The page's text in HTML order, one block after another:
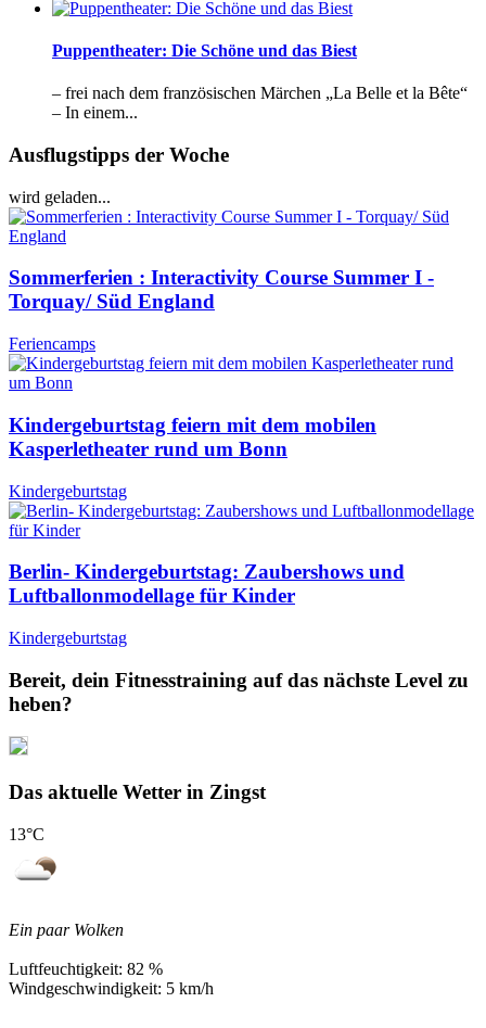
Puppentheater: Die Schöne und das Biest
– frei nach dem französischen Märchen „La Belle et la Bête“
– In einem...
Ausflugstipps der Woche
wird geladen...
Sommerferien : Interactivity Course Summer I -
Torquay/ Süd England
Feriencamps
Kindergeburtstag feiern mit dem mobilen
Kasperletheater rund um Bonn
Kindergeburtstag
Berlin- Kindergeburtstag: Zaubershows und
Luftballonmodellage für Kinder
Kindergeburtstag
Bereit, dein Fitnesstraining auf das nächste Level zu
heben?
Das aktuelle Wetter in Zingst
13°C
Ein paar Wolken
Luftfeuchtigkeit: 82 %
Windgeschwindigkeit: 5 km/h